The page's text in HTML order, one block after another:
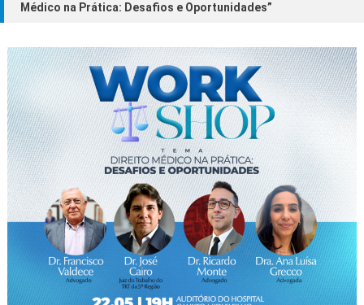
Médico na Prática: Desafios e Oportunidades”